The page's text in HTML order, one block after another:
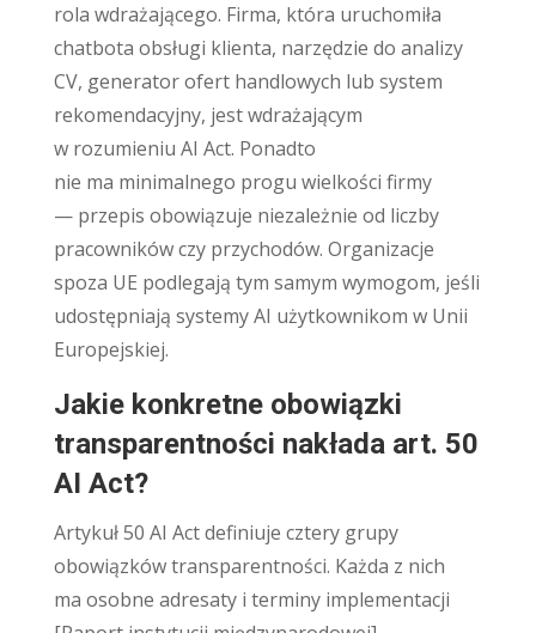
rola wdrażającego. Firma, która uruchomiła
chatbota obsługi klienta, narzędzie do analizy
CV, generator ofert handlowych lub system
rekomendacyjny, jest wdrażającym
w rozumieniu AI Act. Ponadto
nie ma minimalnego progu wielkości firmy
— przepis obowiązuje niezależnie od liczby
pracowników czy przychodów. Organizacje
spoza UE podlegają tym samym wymogom, jeśli
udostępniają systemy AI użytkownikom w Unii
Europejskiej.
Jakie konkretne obowiązki
transparentności nakłada art. 50
AI Act?
Artykuł 50 AI Act definiuje cztery grupy
obowiązków transparentności. Każda z nich
ma osobne adresaty i terminy implementacji